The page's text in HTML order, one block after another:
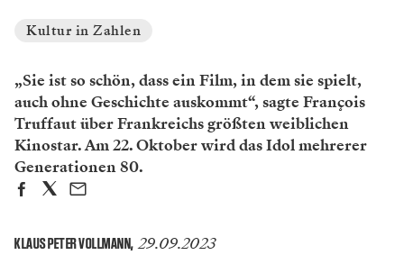
Kultur in Zahlen
„Sie ist so schön, dass ein Film, in dem sie spielt,
auch ohne Geschichte auskommt“, sagte François
Truffaut über Frankreichs größten weiblichen
Kinostar. Am 22. Oktober wird das Idol mehrerer
Generationen 80.
KLAUS PETER VOLLMANN, 29.09.2023